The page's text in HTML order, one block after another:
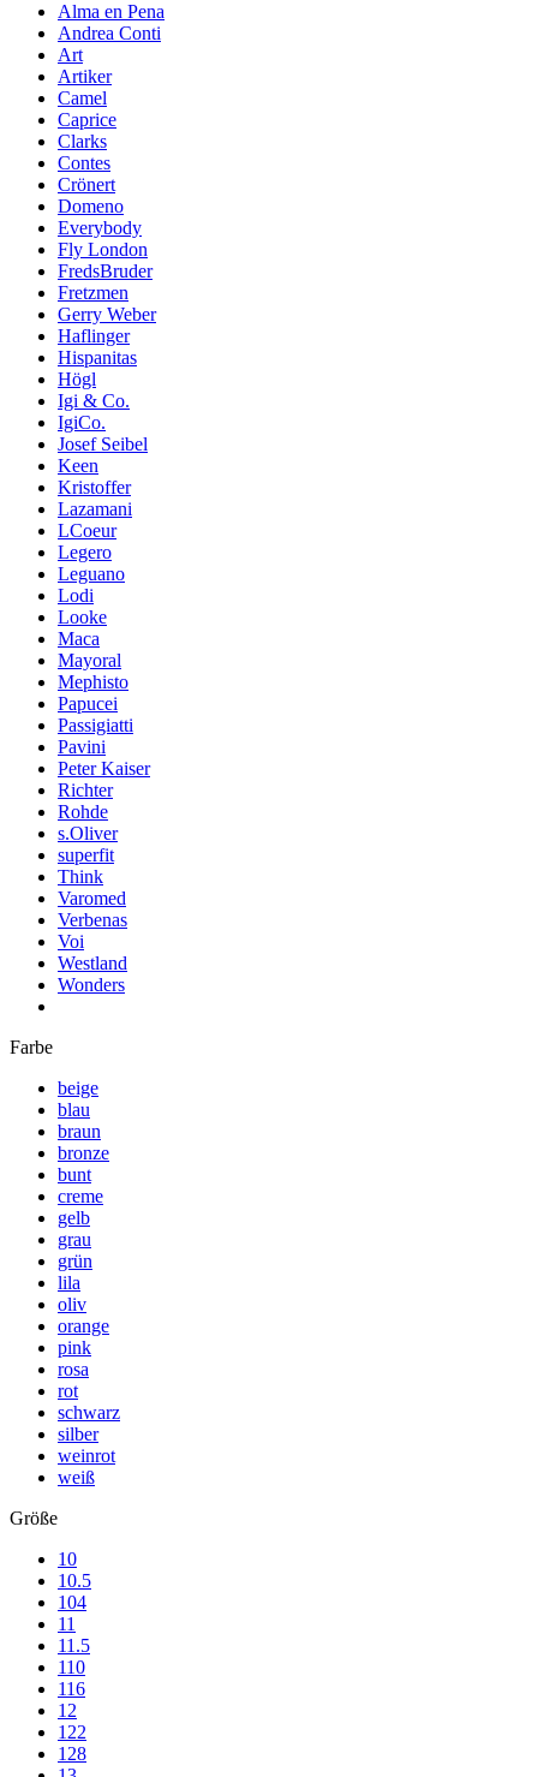
Alma en Pena
Andrea Conti
Art
Artiker
Camel
Caprice
Clarks
Contes
Crönert
Domeno
Everybody
Fly London
FredsBruder
Fretzmen
Gerry Weber
Haflinger
Hispanitas
Högl
Igi & Co.
IgiCo.
Josef Seibel
Keen
Kristoffer
Lazamani
LCoeur
Legero
Leguano
Lodi
Looke
Maca
Mayoral
Mephisto
Papucei
Passigiatti
Pavini
Peter Kaiser
Richter
Rohde
s.Oliver
superfit
Think
Varomed
Verbenas
Voi
Westland
Wonders
Farbe
beige
blau
braun
bronze
bunt
creme
gelb
grau
grün
lila
oliv
orange
pink
rosa
rot
schwarz
silber
weinrot
weiß
Größe
10
10.5
104
11
11.5
110
116
12
122
128